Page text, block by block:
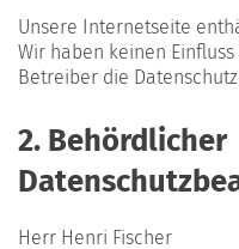
Unsere Internetseite
Wir haben keinen
Betreiber die
2. Behördlicher
Herr Henri Fischer